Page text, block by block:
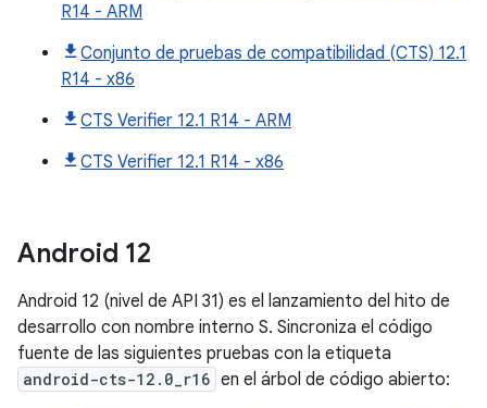
R14 - ARM
Conjunto de pruebas de compatibilidad (CTS) 12.1
R14 - x86
CTS Verifier 12.1 R14 - ARM
CTS Verifier 12.1 R14 - x86
Android 12
Android 12 (nivel de API 31) es el lanzamiento del hito de
desarrollo con nombre interno S. Sincroniza el código
fuente de las siguientes pruebas con la etiqueta
android-cts-12.0_r16 en el árbol de código abierto: